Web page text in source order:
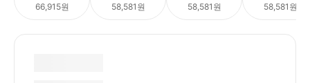
66,915원 58,581원 58,581원 58,581원